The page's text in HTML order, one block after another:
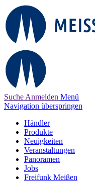
Suche Anmelden Menü
Navigation überspringen
Händler
Produkte
Neuigkeiten
Veranstaltungen
Panoramen
Jobs
Freifunk Meißen